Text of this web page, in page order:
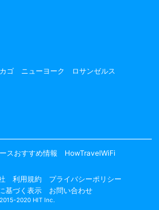
ゴ ニューヨーク
ロサンゼルス
スおすすめ情報 HowTravelWiFi
利用規約
プライバシーポリシー
基づく表示
お問い合わせ
2020 HIT Inc.